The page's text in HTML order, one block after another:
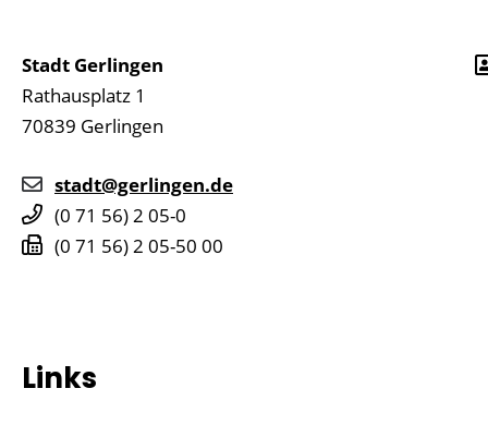
Stadt Gerlingen
Rathausplatz 1
70839 Gerlingen
stadt@gerlingen.de
(0 71 56) 2 05-0
(0 71 56) 2 05-50 00
Links